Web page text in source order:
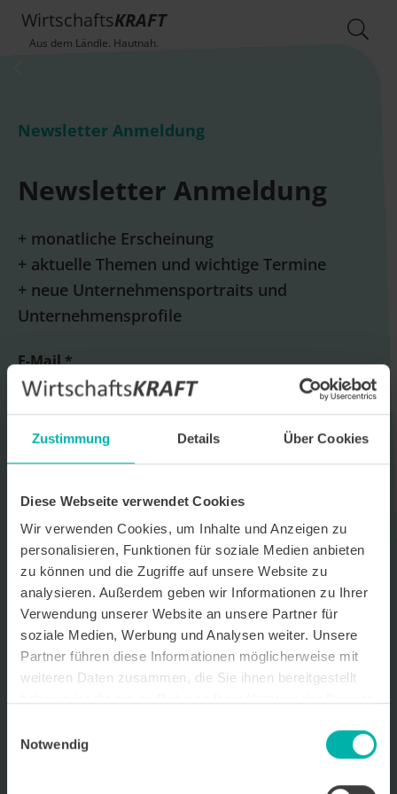
Zustimmung Details Über Cookies
Diese Webseite verwendet Cookies
Wir verwenden Cookies, um Inhalte und Anzeigen zu
personalisieren, Funktionen für soziale Medien anbieten
zu können und die Zugriffe auf unsere Website zu
analysieren. Außerdem geben wir Informationen zu Ihrer
Verwendung unserer Website an unsere Partner für
soziale Medien, Werbung und Analysen weiter. Unsere
Partner führen diese Informationen möglicherweise mit
weiteren Daten zusammen, die Sie ihnen bereitgestellt
Notwendig
WirtschaftsKRAFT
Aus dem Ländle. Hautnah.
Newsletter Anmeldung
Newsletter Anmeldung
+ monatliche Erscheinung
+ aktuelle Themen und wichtige Termine
+ neue Unternehmensportraits und
Unternehmensprofile
E-Mail *
Datenverarbeitungshinweis*
Ich stimme zu, dass ich monatlich den kostenlosen Newsletter
WirtschaftsKRAFT der INFO - Das Magazin Pforzheim GmbH
persönlichen Interessen auszurichten, stimme ich außerdem zu,
Newsletters zu erfassen und auszuwerten. Der Newsletter enthält
begleitende Werbeinformationen zu Produkten und
Einwilligung jederzeit kostenfrei für die Zukunft durch den in jedem
Newsletter enthaltenen Abmeldelink oder per E-Mail an info@info-
pforzheim.de widerrufen. Meine E-Mail-Adresse wird ausschließlich
zur Zustellung des Newsletters genutzt. Detaillierte Informationen
zum Umgang mit Ihren Daten und der von uns eingesetzten
Newsletter-Software Cleverreach finden Sie in unserer
Datenschutzerklärung.